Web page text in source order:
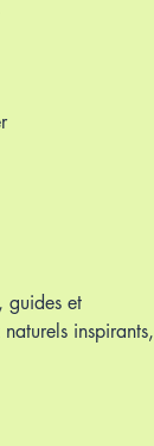
guides et
inspirants,